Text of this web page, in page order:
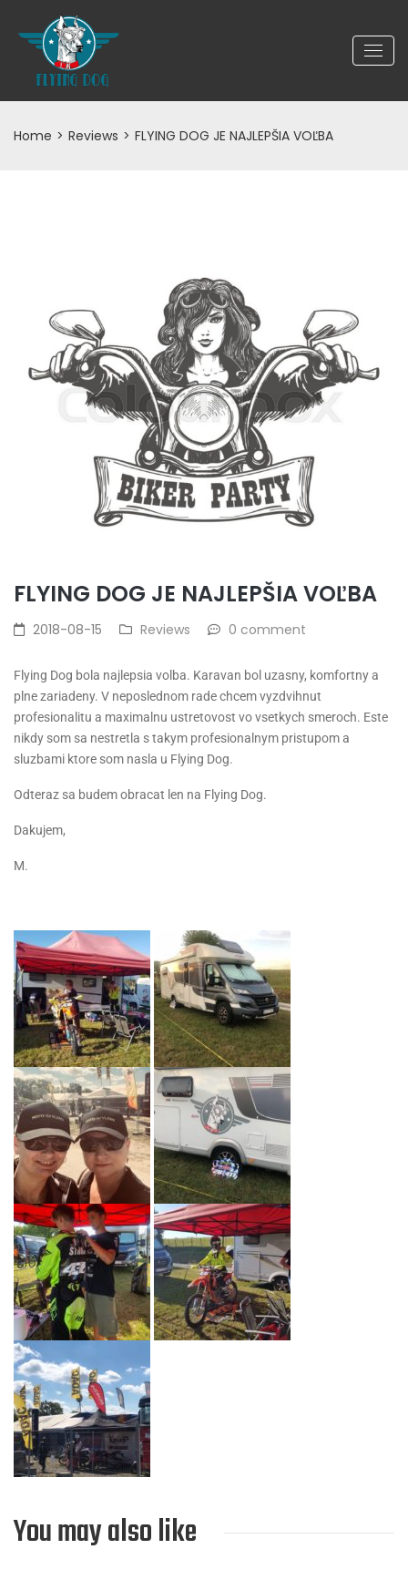
Home > Reviews > FLYING DOG JE NAJLEPŠIA VOĽBA
FLYING DOG JE NAJLEPŠIA VOĽBA
2018-08-15 Reviews 0 comment
Flying Dog bola najlepsia volba. Karavan bol uzasny, komfortny a
plne zariadeny. V neposlednom rade chcem vyzdvihnut
profesionalitu a maximalnu ustretovost vo vsetkych smeroch. Este
nikdy som sa nestretla s takym profesionalnym pristupom a
sluzbami ktore som nasla u Flying Dog.
Odteraz sa budem obracat len na Flying Dog.
Dakujem,
M.
You may also like